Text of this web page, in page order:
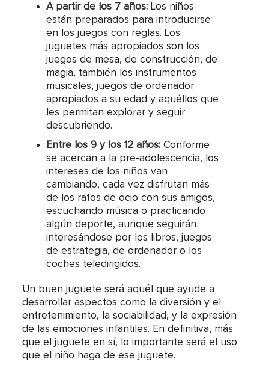
A partir de los 7 años: Los niños
están preparados para introducirse
en los juegos con reglas. Los
juguetes más apropiados son los
juegos de mesa, de construcción, de
magia, también los instrumentos
musicales, juegos de ordenador
apropiados a su edad y aquéllos que
les permitan explorar y seguir
descubriendo.
Entre los 9 y los 12 años:Conforme
se acercan a la pre-adolescencia, los
intereses de los niños van
cambiando, cada vez disfrutan más
de los ratos de ocio con sus amigos,
escuchando música o practicando
algún deporte, aunque seguirán
interesándose por los libros, juegos
de estrategia, de ordenador o los
coches teledirigidos.
Un buen juguete será aquél que ayude a
desarrollar aspectos como la diversión y el
entretenimiento, la sociabilidad, y la expresión
de las emociones infantiles. En definitiva, más
que el juguete en sí, lo importante será el uso
que el niño haga de ese juguete.